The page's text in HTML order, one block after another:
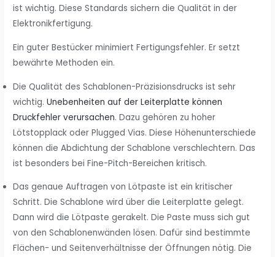
ist wichtig. Diese Standards sichern die Qualität in der
Elektronikfertigung.
Ein guter Bestücker minimiert Fertigungsfehler. Er setzt
bewährte Methoden ein.
Die Qualität des Schablonen-Präzisionsdrucks ist sehr
wichtig.Unebenheiten auf der Leiterplatte können
Druckfehler verursachen. Dazu gehören zu hoher
Lötstopplack oder Plugged Vias. Diese Höhenunterschiede
können die Abdichtung der Schablone verschlechtern. Das
ist besonders bei Fine-Pitch-Bereichen kritisch.
Das genaue Auftragen von Lötpaste ist ein kritischer
Schritt. Die Schablone wird über die Leiterplatte gelegt.
Dann wird die Lötpaste gerakelt. Die Paste muss sich gut
von den Schablonenwänden lösen. Dafür sind bestimmte
Flächen- und Seitenverhältnisse der Öffnungen nötig. Die